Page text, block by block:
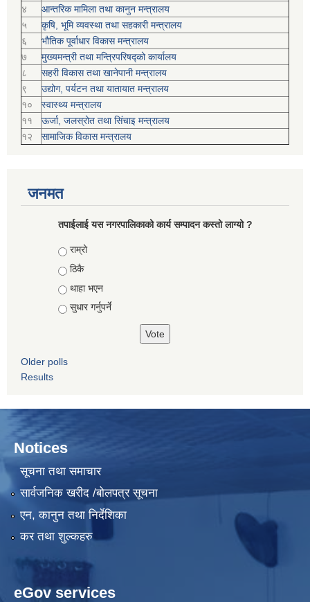
४
आन्तरिक मामिला तथा कानुन मन्त्रालय
५
कृषि, भूमि व्यवस्था तथा सहकारी मन्त्रालय
६
भौतिक पूर्वाधार विकास मन्त्रालय
७
मुख्यमन्त्री तथा मन्त्रिपरिषद्को कार्यालय
८
सहरी विकास तथा खानेपानी मन्त्रालय
९
उद्योग, पर्यटन तथा यातायात मन्त्रालय
१०
स्वास्थ्य मन्त्रालय
११
ऊर्जा, जलस्रोत तथा सिंचाइ मन्त्रालय
१२
सामाजिक विकास मन्‍‍त्रालय
जनमत
तपाईलाई यस नगरपालिकाको कार्य सम्पादन कस्तो लाग्यो ?
Choices
राम्रो
ठिकै
थाहा भएन
सुधार गर्नुपर्ने
Older polls
Results
Notices
सूचना तथा समाचार
सार्वजनिक खरीद /बोलपत्र सूचना
एन, कानुन तथा निर्देशिका
कर तथा शुल्कहरु
eGov services